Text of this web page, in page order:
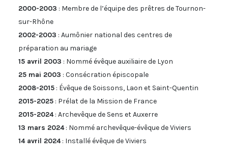
2000-2003 : Membre de l’équipe des prêtres de Tournon-
sur-Rhône
2002-2003 : Aumônier national des centres de
préparation au mariage
15 avril 2003 : Nommé évêque auxiliaire de Lyon
25 mai 2003 : Consécration épiscopale
2008-2015 : Évêque de Soissons, Laon et Saint-Quentin
2015-2025 : Prélat de la Mission de France
2015-2024: Archevêque de Sens et Auxerre
13 mars 2024: Nommé archevêque-évêque de Viviers
14 avril 2024: Installé évêque de Viviers